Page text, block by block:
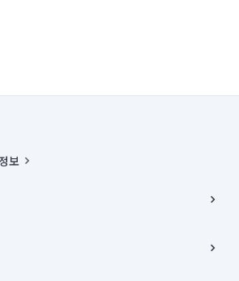
보
로구 율곡로 6(중학동, 트윈트리빌딩) B동 5층
로구 수송동 율곡로 24, 7층, 8층 미소